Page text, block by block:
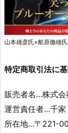
山本雄彦氏×船原徹雄
特定商取引法に
販売者名…株式
運営責任者…千
所在地…〒221-